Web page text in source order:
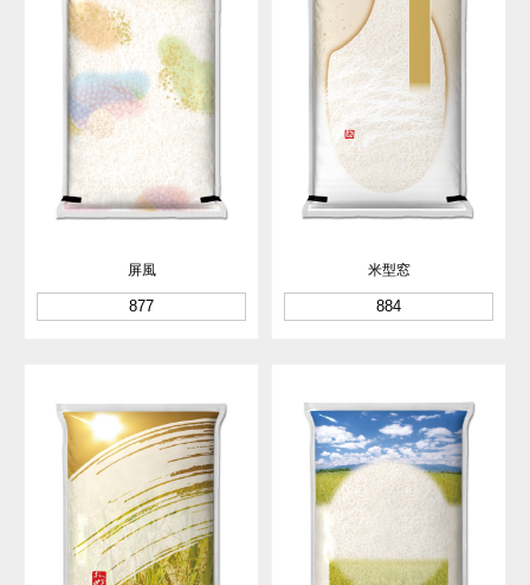
屏風
877
米型窓
884